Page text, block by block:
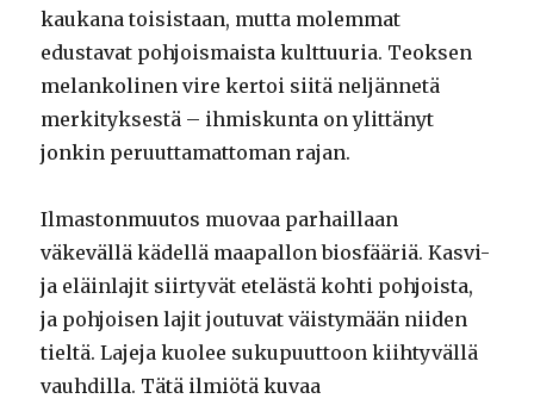
kaukana toisistaan, mutta molemmat
edustavat pohjoismaista kulttuuria. Teoksen
melankolinen vire kertoi siitä neljännetä
merkityksestä – ihmiskunta on ylittänyt
jonkin peruuttamattoman rajan.
Ilmastonmuutos muovaa parhaillaan
väkevällä kädellä maapallon biosfääriä. Kasvi-
ja eläinlajit siirtyvät etelästä kohti pohjoista,
ja pohjoisen lajit joutuvat väistymään niiden
tieltä. Lajeja kuolee sukupuuttoon kiihtyvällä
vauhdilla. Tätä ilmiötä kuvaa